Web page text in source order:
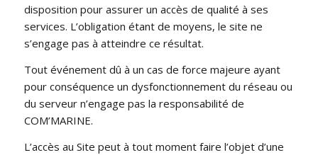
disposition pour assurer un accès de qualité à ses
services. L’obligation étant de moyens, le site ne
s’engage pas à atteindre ce résultat.
Tout événement dû à un cas de force majeure ayant
pour conséquence un dysfonctionnement du réseau ou
du serveur n’engage pas la responsabilité de
COM’MARINE.
L’accès au Site peut à tout moment faire l’objet d’une